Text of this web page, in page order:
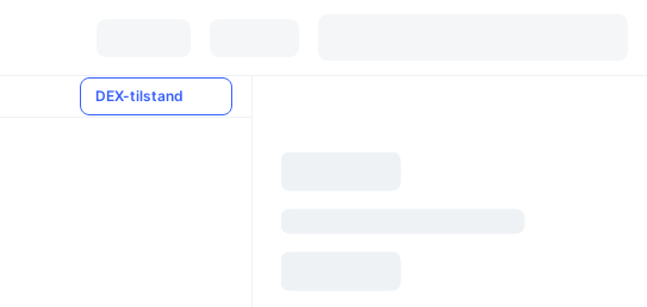
DEX-tilstand